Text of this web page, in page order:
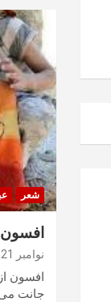
شعر
نوامبر 21, 2017
افسون
جانت